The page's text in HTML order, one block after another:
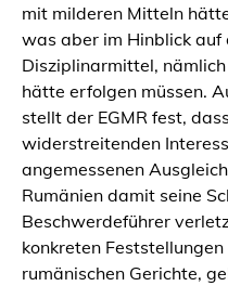
mit milderen Mitteln
was aber im Hinblick
Disziplinarmittel,
hätte erfolgen müssen.
stellt der EGMR fest,
widerstreitenden
angemessenen
Rumänien damit seine
Beschwerdeführer
konkreten
rumänischen Gerichte,